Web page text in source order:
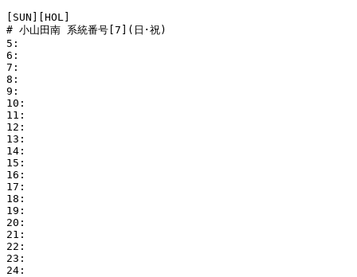
[SUN][HOL]
# 小山田南 系統番号[7](日･祝)
5:
6:
7:
8:
9:
10:
11:
12:
13:
14:
15:
16:
17:
18:
19:
20:
21:
22:
23:
24: